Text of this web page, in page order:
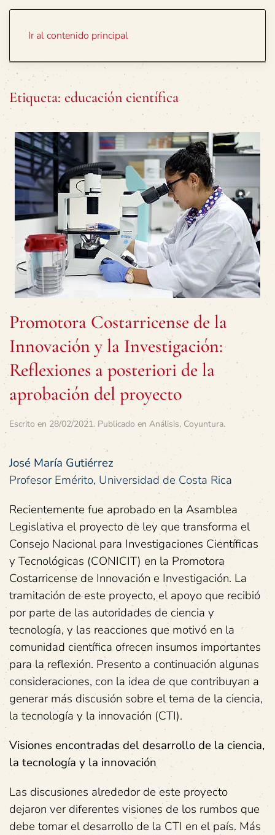
Ir al contenido principal
Etiqueta: educación científica
Promotora Costarricense de la
Innovación y la Investigación:
Reflexiones a posteriori de la
aprobación del proyecto
Escrito en 28/02/2021. Publicado en Análisis, Coyuntura.
José María Gutiérrez
Profesor Emérito, Universidad de Costa Rica
Recientemente fue aprobado en la Asamblea
Legislativa el proyecto de ley que transforma el
Consejo Nacional para Investigaciones Científicas
y Tecnológicas (CONICIT) en la Promotora
Costarricense de Innovación e Investigación. La
tramitación de este proyecto, el apoyo que recibió
por parte de las autoridades de ciencia y
tecnología, y las reacciones que motivó en la
comunidad científica ofrecen insumos importantes
para la reflexión. Presento a continuación algunas
consideraciones, con la idea de que contribuyan a
generar más discusión sobre el tema de la ciencia,
la tecnología y la innovación (CTI).
Visiones encontradas del desarrollo de la ciencia,
la tecnología y la innovación
Las discusiones alrededor de este proyecto
dejaron ver diferentes visiones de los rumbos que
debe tomar el desarrollo de la CTI en el país. Más